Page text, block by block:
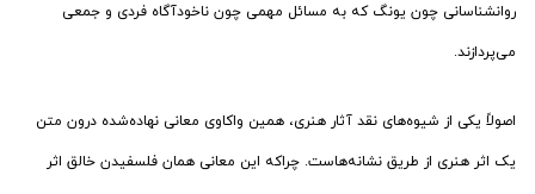
روانشناسانی چون یونگ که به مسائل مهمی چون ناخودآگاه فردی و جمعی
می‌پردازند.
اصولاً یکی از شیوه‌های نقد آثار هنری، همین واکاوی معانی نهاده‌شده درون متن
یک اثر هنری از طریق نشانه‌هاست. چراکه این معانی همان فلسفیدن خالق اثر